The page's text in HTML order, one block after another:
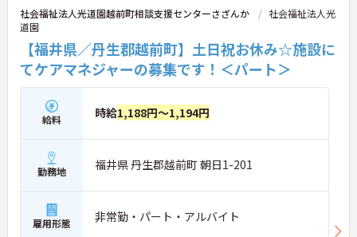
社会福祉法人光道園越前町相談支援センターさざんか
社会福祉法人光
道園
【福井県／丹生郡越前町】土日祝お休み☆施設に
てケアマネジャーの募集です！＜パート＞
給料 時給1,188円～1,194円
勤務地 福井県 丹生郡越前町 朝日1-201
雇用形態 非常勤・パート・アルバイト